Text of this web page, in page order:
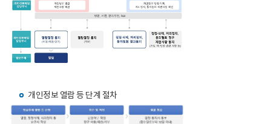
개인정보 열람 등 단계 절차